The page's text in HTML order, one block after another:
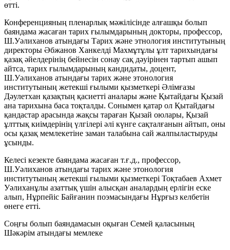
өтті.
Конференцияның пленарлық мәжілісінде алғашқы болып
баяндама жасаған тарих ғылымдарының докторы, профессор,
Ш.Уәлиханов атындағы Тарих және этнология институтының
директоры Әбжанов Ханкелді Махмұтұлы ұлт тарихындағы
қазақ әйелдерінің бейнесін сонау сақ дәуірінен тартып ашып
айтса, тарих ғылымдарының кандидаты, доцент,
Ш.Уәлиханов атындағы тарих және этонология
институтының жетекші ғылыми қызметкері Әлімғазы
Дәулетхан қазақтың қасиетті аналары және Қытайдағы Қызай
ана тарихына баса тоқталды. Сонымен қатар ол Қытайдағы
қандастар арасында жақсы тараған Қызай оюлары, Қызай
ұлттық киімдерінің үлгілері әлі күнге сақталғанын айтып, оны
осы қазақ мемлекетіне заман талабына сай жалпыластыруды
ұсынды.
Келесі кезекте баяндама жасаған т.ғ.д., профессор,
Ш.Уәлиханов атындағы тарих және этонология
институтының жетекші ғылыми қызметкері Тоқтабаев Ахмет
Уәлиханұлы азаттық үшін алысқан аналардың ерлігін еске
алып, Нұрпейіс Байғанин поэмасындағы Нұрғыз келбетін
өнеге етті.
Соңғы болып баяндамасын оқыған Семей қаласының
Шәкәрім атындағы мемлеке